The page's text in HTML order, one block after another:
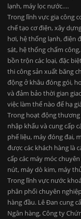
lạnh, máy lọc nước….
Trong lĩnh vực gia công
chế tạo cơ điện, xây
hơi, hệ thống lạnh, điện
sát, hệ thống chấm
bồn trộn các loại, đặc
thi công sản xuất băng
động ở khâu đóng gói,
và đảm bảo thời gian
việc làm thế nào để hạ
Trong hoạt động thương
nhập khẩu và cung cấp
phế liệu, máy đóng đai,
được các khách hàng là
cấp các máy móc
nút, máy dò kim, máy
Trong lĩnh vực nước
phân phối chuyên
hàng đầu. Lê Đan cung
Ngân hàng, Công ty